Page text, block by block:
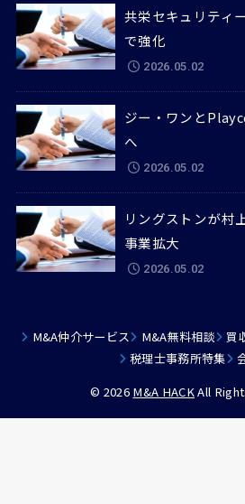
共栄セキュリティ
で強化
2026.05.02
ジー・ワンと
へ
2026.05.02
リングストンが村
事業拡大
2026.05.02
M&A仲介サービス M&A無料相談 買
税理士事務所特集
© 2026 M&A HACKAll